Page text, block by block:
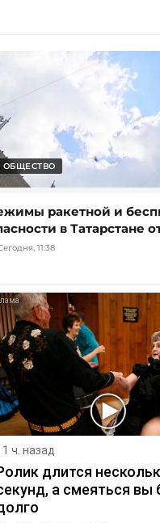
ОБЩЕСТВО
ракетной и
в Татарстане
11:38
ч. назад
длится
а смеяться вы